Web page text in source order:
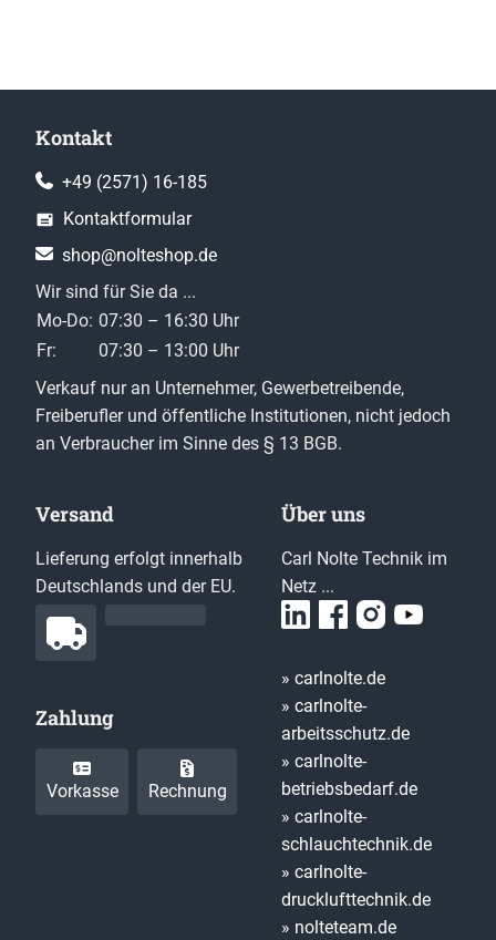
Kontakt
+49 (2571) 16-185
Kontaktformular
shop@nolteshop.de
Wir sind für Sie da ...
Mo-Do: 07:30 – 16:30 Uhr
Fr:
07:30 – 13:00 Uhr
Verkauf nur an Unternehmer, Gewerbetreibende,
Freiberufler und öffentliche Institutionen, nicht jedoch
an Verbraucher im Sinne des § 13 BGB.
Versand
Lieferung erfolgt innerhalb
Deutschlands und der EU.
Zahlung
Vorkasse Rechnung
Über uns
Carl Nolte Technik im
Netz ...
» carlnolte.de
» carlnolte-
arbeitsschutz.de
» carlnolte-
betriebsbedarf.de
» carlnolte-
schlauchtechnik.de
» carlnolte-
drucklufttechnik.de
» nolteteam.de